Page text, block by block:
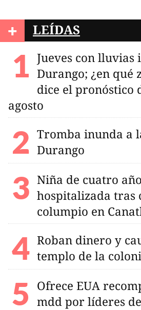
+ LEÍDAS
Jueves con lluvias
Durango; ¿en qué
dice el pronóstico
agosto
Tromba inunda a
Durango
Niña de cuatro
hospitalizada tras
columpio en
Roban dinero y
templo de la
Ofrece EUA
mdd por líderes